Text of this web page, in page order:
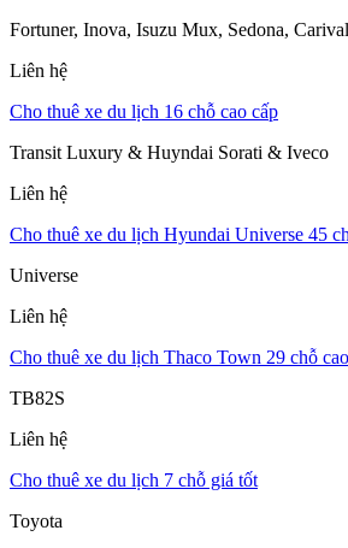
Fortuner, Inova, Isuzu Mux, Sedona,
Liên hệ
Cho thuê xe du lịch 16 chỗ cao cấp
Transit Luxury & Huyndai Sorati & Iveco
Liên hệ
Cho thuê xe du lịch Hyundai Universe 45
Universe
Liên hệ
Cho thuê xe du lịch Thaco Town 29 chỗ
TB82S
Liên hệ
Cho thuê xe du lịch 7 chỗ giá tốt
Toyota